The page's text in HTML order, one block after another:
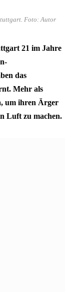
Foto: Autor
21 im Jahre
das
Mehr als
um ihren Ärger
Luft zu machen.